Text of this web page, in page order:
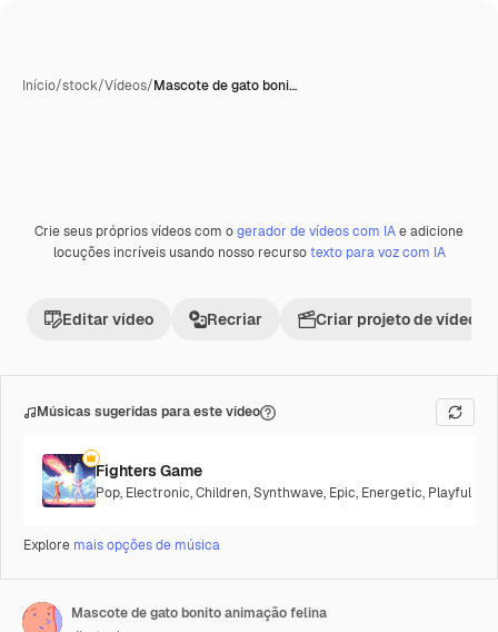
Início/stock/Vídeos/Mascote de gato boni…
Premium
Crie seus próprios vídeos com ogerador de vídeos com IAe adicione
locuções incríveis usando nosso recursotexto para voz com IA
Editar vídeo Recriar Criar projeto de vídeo
Músicas sugeridas para este vídeo
Fighters Game
Pop, Electronic,Children,Synthwave, Epic, Energetic, Playful
Explore mais opções de música
Mascote de gato bonito animação felina